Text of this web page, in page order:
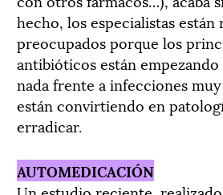
hecho, los especialistas están
preocupados porque los
antibióticos están
nada frente a infecciones
están convirtiendo en
erradicar.
AUTOMEDICACIÓN